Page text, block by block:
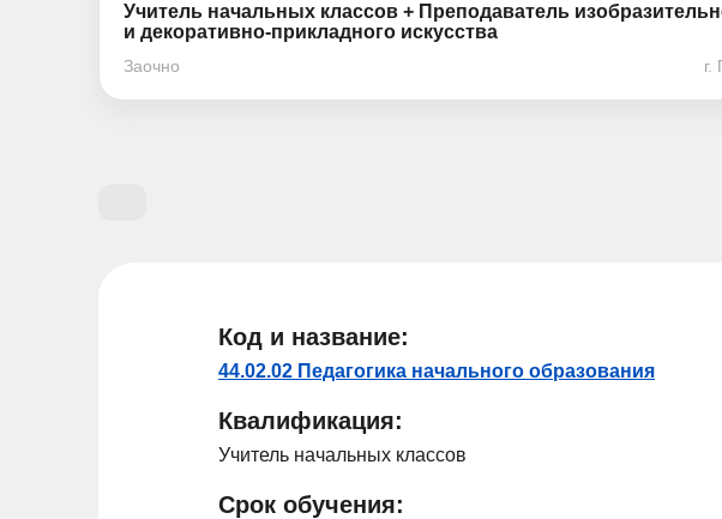
Учитель начальных классов + Преподаватель
и декоративно-прикладного искусства
Заочно г.
Код и название:
44.02.02 Педагогика начального образования
Квалификация:
Учитель начальных классов
Срок обучения: